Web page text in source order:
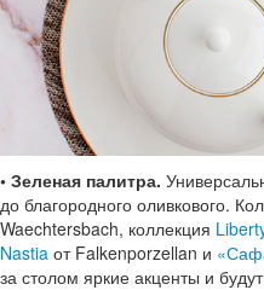
• Зеленая палитра.
до благородного оливкового.
Waechtersbach, коллекция
Nastia от Falkenporzellan и
за столом яркие акценты и